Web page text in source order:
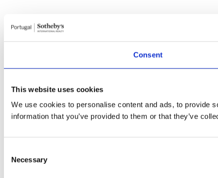
Consent
This website uses cookies
We use cookies to personalise content and ads, to provide
information that you’ve provided to them or that they’ve
Selection
Necessary